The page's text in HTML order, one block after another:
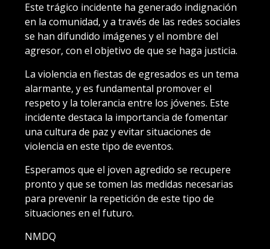
Este trágico incidente ha generado indignación
en la comunidad, y a través de las redes sociales
se han difundido imágenes y el nombre del
agresor, con el objetivo de que se haga justicia.
La violencia en fiestas de egresados es un tema
alarmante, y es fundamental promover el
respeto y la tolerancia entre los jóvenes. Este
incidente destaca la importancia de fomentar
una cultura de paz y evitar situaciones de
violencia en este tipo de eventos.
Esperamos que el joven agredido se recupere
pronto y que se tomen las medidas necesarias
para prevenir la repetición de este tipo de
situaciones en el futuro.
NMDQ